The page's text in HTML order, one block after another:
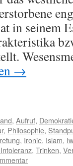
in seinem
→
, Aufruf,
, Philosophie,
, Ironie, Islam,
, Trinken,